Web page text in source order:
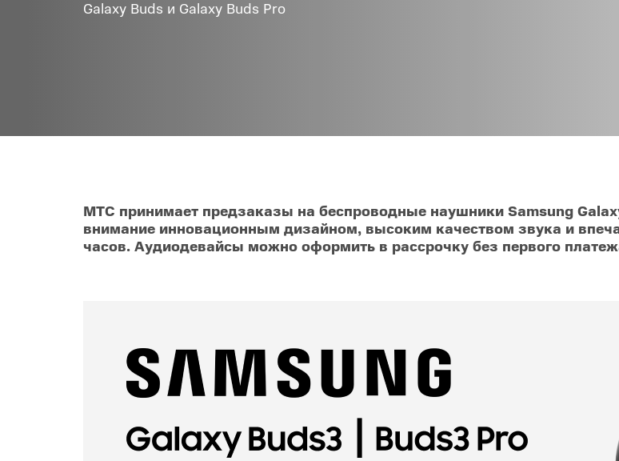
POCO C
Товары для дома
Интернет для дома
Купить SIM
Galaxy Buds и Galaxy Buds Pro
МТС принимает предзаказы на беспроводные наушники Samsung
внимание инновационным дизайном, высоким качеством звука и
часов. Аудиодевайсы можно оформить в рассрочку без первого